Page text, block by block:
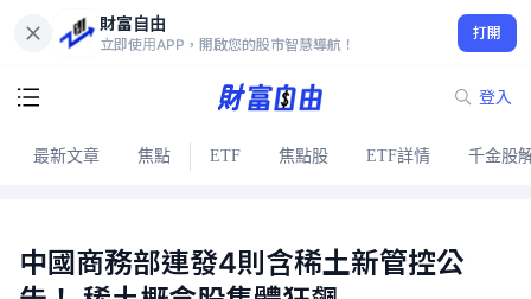
財富自由
立即使用APP，開啟您的股市智慧導航！
打開
登入
最新文章 焦點 ETF 焦點股 ETF詳情 千金股
中國商務部連發4則含稀土新管控公